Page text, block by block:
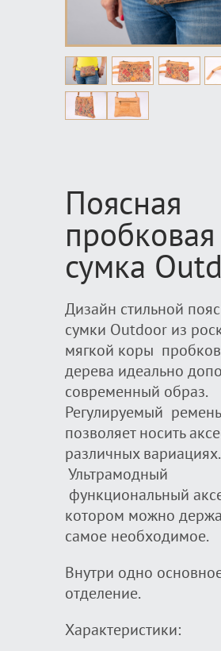
Поясная
пробковая
сумка
Дизайн стильной
сумки Outdoor из
мягкой коры
дерева идеально
современный образ.
Регулируемый ремень
позволяет носить
различных вариациях.
Ультрамодный
функциональный
котором можно
самое необходимое.
Внутри одно
отделение.
Характеристики: